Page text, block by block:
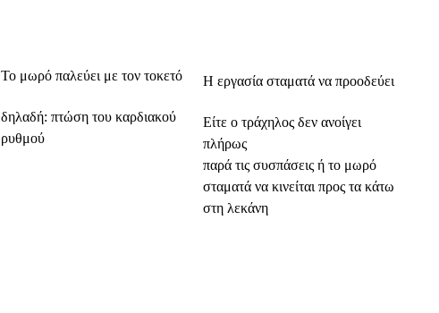
Το μωρό παλεύει με τον τοκετό
δηλαδή: πτώση του καρδιακού
ρυθμού
Η εργασία σταματά να προοδεύει
Είτε ο τράχηλος δεν ανοίγει
πλήρως
παρά τις συσπάσεις ή το μωρό
σταματά να κινείται προς τα κάτω
στη λεκάνη